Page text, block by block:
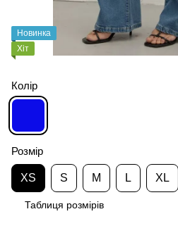
Новинка
Хіт
Колір
Розмір
XS S M L XL
Таблиця розмірів